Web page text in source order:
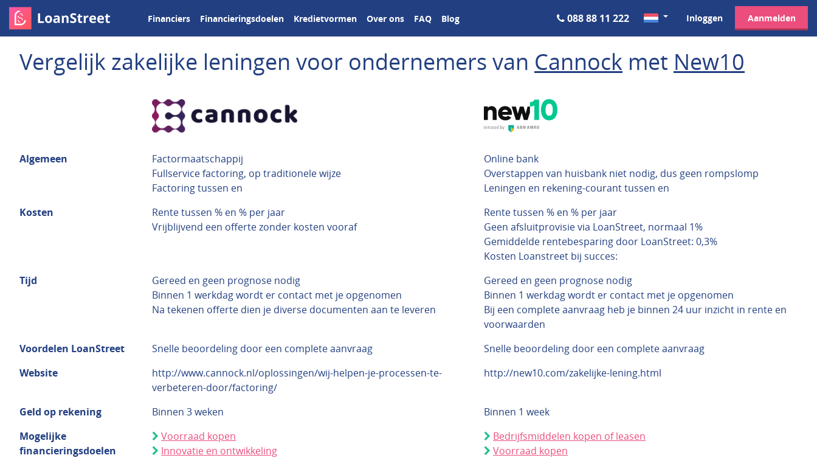
Financiers Financieringsdoelen Kredietvormen Over ons FAQ Blog 088 88 11 222 Inloggen Aanmelden
Vergelijk zakelijke leningen voor ondernemers van Cannock met New10
Algemeen
Factormaatschappij
Fullservice factoring, op traditionele wijze
Factoring tussen en
Online bank
Overstappen van huisbank niet nodig, dus geen rompslomp
Leningen en rekening-courant tussen en
Kosten
Rente tussen % en % per jaar
Vrijblijvend een offerte zonder kosten vooraf
Rente tussen % en % per jaar
Geen afsluitprovisie via LoanStreet, normaal 1%
Gemiddelde rentebesparing door LoanStreet: 0,3%
Kosten Loanstreet bij succes:
Tijd
Gereed en geen prognose nodig
Binnen 1 werkdag wordt er contact met je opgenomen
Na tekenen offerte dien je diverse documenten aan te leveren
Gereed en geen prognose nodig
Binnen 1 werkdag wordt er contact met je opgenomen
Bij een complete aanvraag heb je binnen 24 uur inzicht in rente en
voorwaarden
Voordelen LoanStreet
Snelle beoordeling door een complete aanvraag
Snelle beoordeling door een complete aanvraag
Website
http://www.cannock.nl/oplossingen/wij-helpen-je-processen-te-
verbeteren-door/factoring/
http://new10.com/zakelijke-lening.html
Geld op rekening Binnen 3 weken
Binnen 1 week
Mogelijke
financieringsdoelen
Voorraad kopen
Innovatie en ontwikkeling
Bedrijfsmiddelen kopen of leasen
Voorraad kopen